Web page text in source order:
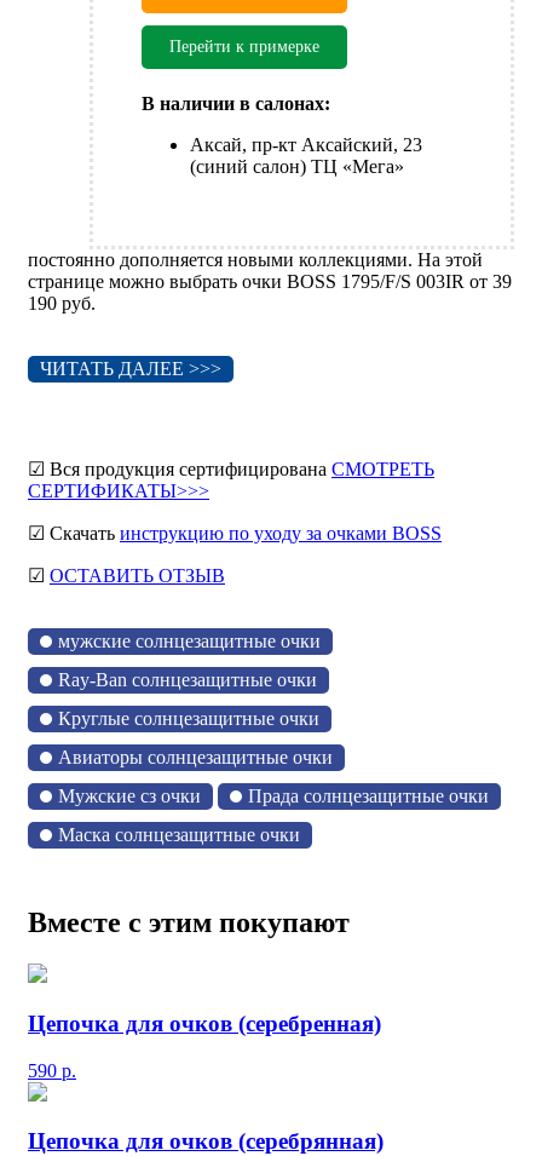
Перейти к примерке
В наличии в салонах:
Аксай, пр-кт Аксайский, 23
(синий салон) ТЦ «Мега»
постоянно дополняется новыми коллекциями. На этой
странице можно выбрать очки BOSS 1795/F/S 003IR от 39
190 руб.
ЧИТАТЬ ДАЛЕЕ >>>
☑ Вся продукция сертифицирована СМОТРЕТЬ
СЕРТИФИКАТЫ>>>
☑ Скачать инструкцию по уходу за очками BOSS
☑ ОСТАВИТЬ ОТЗЫВ
мужские солнцезащитные очки
Ray-Ban солнцезащитные очки
Круглые солнцезащитные очки
Авиаторы солнцезащитные очки
Мужские сз очки
Прада солнцезащитные очки
Маска солнцезащитные очки
Вместе с этим покупают
Цепочка для очков (серебренная)
590 р.
Цепочка для очков (серебрянная)